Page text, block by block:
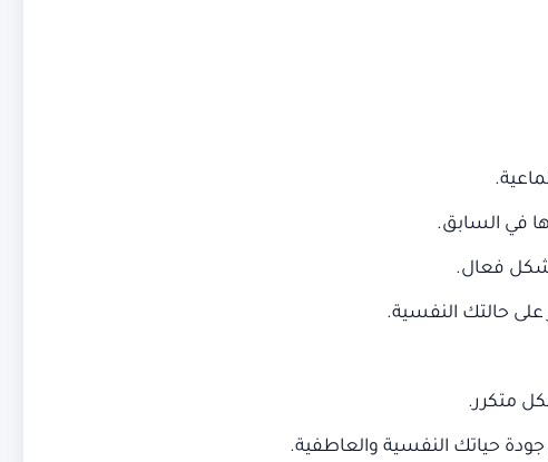
في السابق.
بشكل فعال.
حالتك النفسية.
متكرر.
حياتك النفسية والعاطفية.